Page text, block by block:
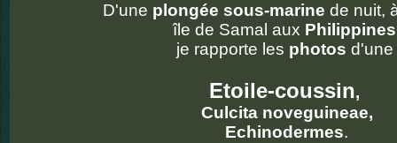
D'une plongée sous-marine de nuit,
île de Samal aux Philippines
je rapporte les photos d'une
Etoile-coussin,
Culcita noveguineae,
Echinodermes.